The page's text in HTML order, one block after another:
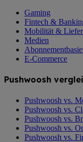
Gaming
Fintech &
Mobilität &
Medien
E-Commerce
Pushwoosh
Pushwoosh vs.
Pushwoosh vs.
Pushwoosh vs.
Pushwoosh vs.
Pushwoosh vs.